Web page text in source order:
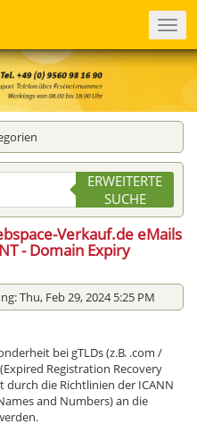
ERWEITERTE
SUCHE
Verkauf.de eMails
- Domain Expiry
Thu, Feb 29, 2024 5:25 PM
bei gTLDs (z.B. .com /
Registration Recovery
durch die Richtlinien der ICANN
and Numbers) an die